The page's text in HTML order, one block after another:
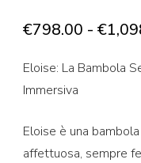
su base
€798.00 - €
Eloise: La Bambola
Immersiva
Eloise è una
affettuosa, sempre